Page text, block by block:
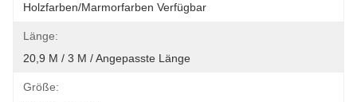
Holzfarben/Marmorfarben Verfügbar
Länge:
20,9 M / 3 M / Angepasste Länge
Größe: